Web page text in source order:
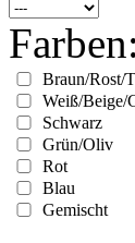
Farben:
Braun/Rost/
Weiß/Beige/
Schwarz
Grün/Oliv
Rot
Blau
Gemischt